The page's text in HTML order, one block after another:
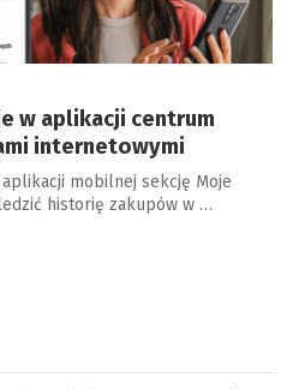
w aplikacji centrum
internetowymi
mobilnej sekcję Moje
historię zakupów w …